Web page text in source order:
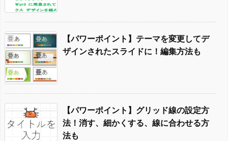
【パワーポイント】テーマを変更してデ
ザインされたスライドに！編集方法も
【パワーポイント】グリッド線の設定方
法！消す、細かくする、線に合わせる方
法も